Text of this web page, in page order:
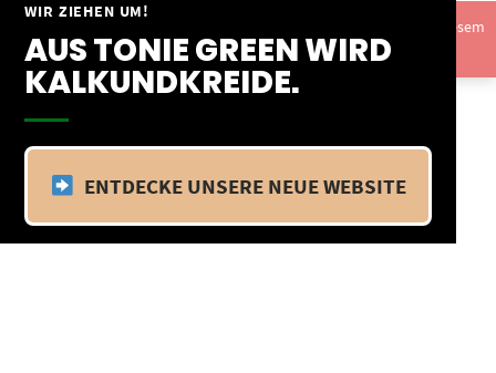
WIR ZIEHEN UM!
AUS TONIE GREEN WIRD
KALKUNDKREIDE.
ENTDECKE UNSERE NEUE WEBSITE
Springe
Inhalt
Vom 09.04.25 - 20.04.25 befinden wir uns im Betriebsurlaub. In diesem
Zeitraum findet kein Versand statt.Ausblenden